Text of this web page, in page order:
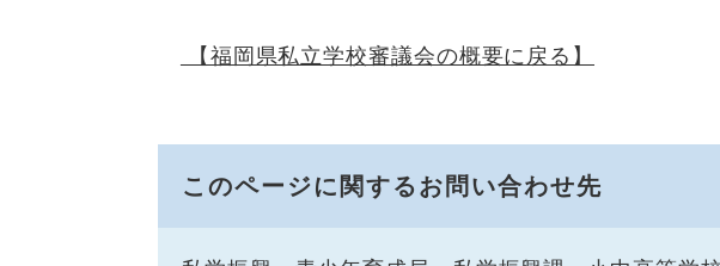
【福岡県私立学校審議会の概要に戻る】
このページに関するお問い合わせ先